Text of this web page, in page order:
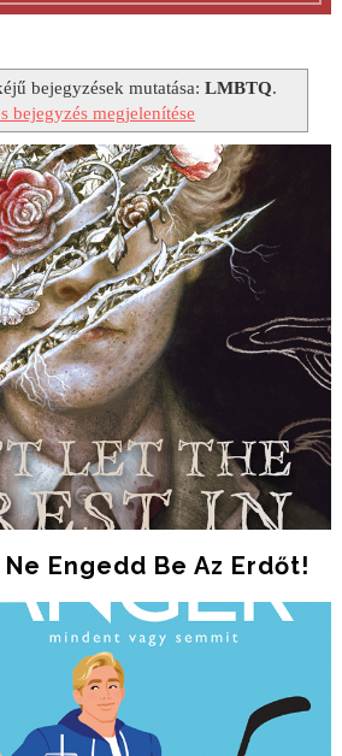
bejegyzések mutatása:LMBTQ.
bejegyzés megjelenítése
Engedd Be Az Erdőt!